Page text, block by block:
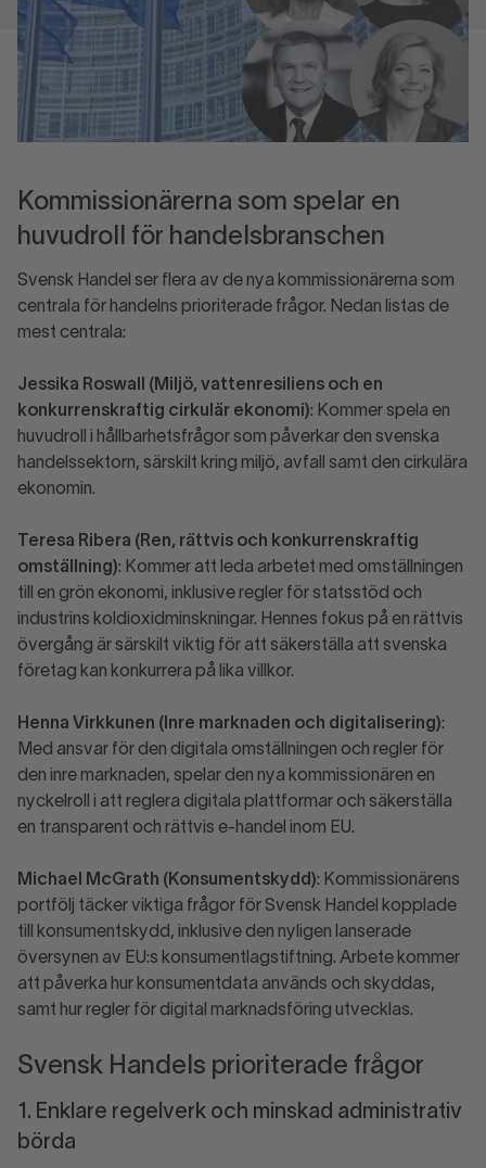
Kommissionärerna som spelar en
huvudroll för handelsbranschen
Svensk Handel ser flera av de nya kommissionärerna som
centrala för handelns prioriterade frågor. Nedan listas de
mest centrala:
Jessika Roswall (Miljö, vattenresiliens och en
konkurrenskraftig cirkulär ekonomi): Kommer spela en
huvudroll i hållbarhetsfrågor som påverkar den svenska
handelssektorn, särskilt kring miljö, avfall samt den cirkulära
ekonomin.
Teresa Ribera (Ren, rättvis och konkurrenskraftig
omställning): Kommer att leda arbetet med omställningen
till en grön ekonomi, inklusive regler för statsstöd och
industrins koldioxidminskningar. Hennes fokus på en rättvis
övergång är särskilt viktig för att säkerställa att svenska
företag kan konkurrera på lika villkor.
Henna Virkkunen (Inre marknaden och digitalisering):
Med ansvar för den digitala omställningen och regler för
den inre marknaden, spelar den nya kommissionären en
nyckelroll i att reglera digitala plattformar och säkerställa
en transparent och rättvis e-handel inom EU.
Michael McGrath (Konsumentskydd): Kommissionärens
portfölj täcker viktiga frågor för Svensk Handel kopplade
till konsumentskydd, inklusive den nyligen lanserade
översynen av EU:s konsumentlagstiftning. Arbete kommer
att påverka hur konsumentdata används och skyddas,
samt hur regler för digital marknadsföring utvecklas.
Svensk Handels prioriterade frågor
1. Enklare regelverk och minskad administrativ
börda